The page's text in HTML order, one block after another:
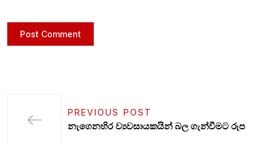
PREVIOUS POST
නැගෙනහිර ව්‍යවසායකයින් බල ගැන්වීමට රුප